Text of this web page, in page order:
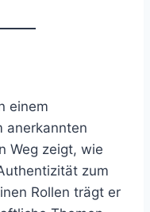
einem
anerkannten
Weg zeigt, wie
zum
Rollen trägt er